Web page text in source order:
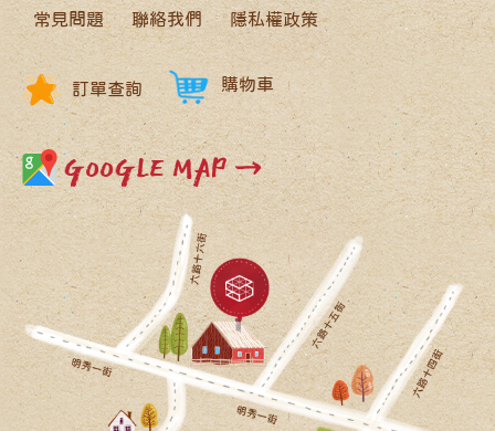
常見問題
聯絡我們 隱私權政策
訂單查詢 購物車
GOOGLE MAP →